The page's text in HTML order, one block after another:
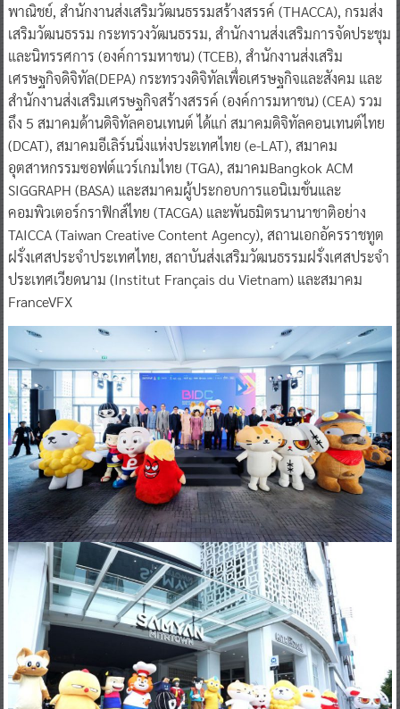
พาณิชย์, สำนักงานส่งเสริมวัฒนธรรมสร้างสรรค์ (THACCA), กรมส่ง
เสริมวัฒนธรรม กระทรวงวัฒนธรรม, สำนักงานส่งเสริมการจัดประชุม
และนิทรรศการ (องค์การมหาชน) (TCEB), สำนักงานส่งเสริม
เศรษฐกิจดิจิทัล(DEPA) กระทรวงดิจิทัลเพื่อเศรษฐกิจและสังคม และ
สำนักงานส่งเสริมเศรษฐกิจสร้างสรรค์ (องค์การมหาชน) (CEA) รวม
ถึง 5 สมาคมด้านดิจิทัลคอนเทนต์ ได้แก่ สมาคมดิจิทัลคอนเทนต์ไทย
(DCAT), สมาคมอีเลิร์นนิ่งแห่งประเทศไทย (e-LAT), สมาคม
อุตสาหกรรมซอฟต์แวร์เกมไทย (TGA), สมาคมBangkok ACM
SIGGRAPH (BASA) และสมาคมผู้ประกอบการแอนิเมชั่นและ
คอมพิวเตอร์กราฟิกส์ไทย (TACGA) และพันธมิตรนานาชาติอย่าง
TAICCA (Taiwan Creative Content Agency), สถานเอกอัครราชทูต
ฝรั่งเศสประจำประเทศไทย, สถาบันส่งเสริมวัฒนธรรมฝรั่งเศสประจำ
ประเทศเวียดนาม (Institut Français du Vietnam) และสมาคม
FranceVFX